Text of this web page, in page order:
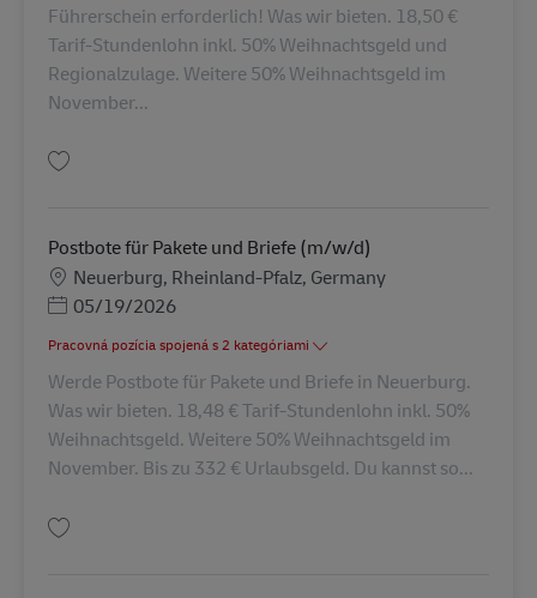
Führerschein erforderlich! Was wir bieten. 18,50 €
Tarif-Stundenlohn inkl. 50% Weihnachtsgeld und
Regionalzulage. Weitere 50% Weihnachtsgeld im
November...
Postbote für Pakete und Briefe (m/w/d)
MiestoNeuerburg, Rheinland-Pfalz, Germany
Posted Date
05/19/2026
Pracovná pozícia spojená s 2 kategóriami
Werde Postbote für Pakete und Briefe in Neuerburg.
Was wir bieten. 18,48 € Tarif-Stundenlohn inkl. 50%
Weihnachtsgeld. Weitere 50% Weihnachtsgeld im
November. Bis zu 332 € Urlaubsgeld. Du kannst so...